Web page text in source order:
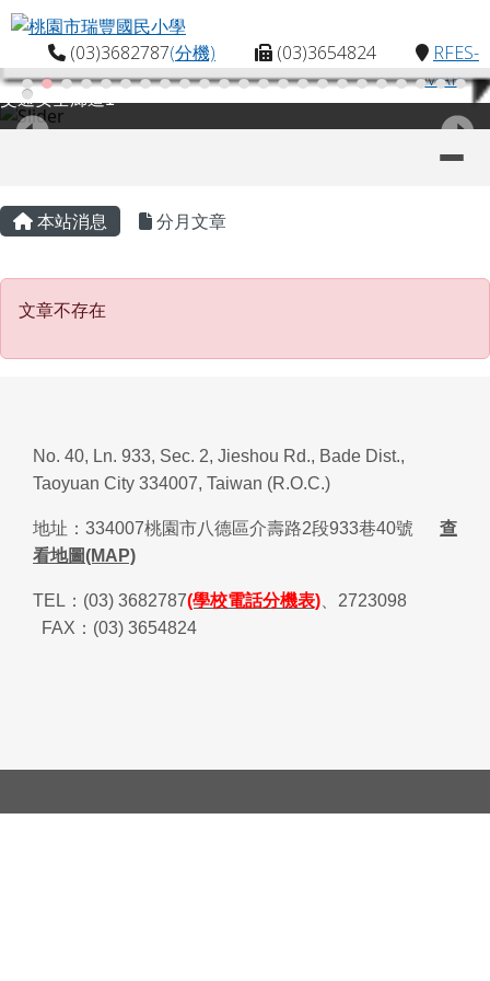
跳至主內容區
桃園市瑞豐國民小學
(03)3682787(分機) (03)3654824
RFES-
MAP
交通安全廊道1
主內容區域
本站消息 分月文章
文章不存在
文章不存在
頁尾區域
No. 40, Ln. 933, Sec. 2, Jieshou Rd., Bade Dist.,
Taoyuan City 334007, Taiwan (R.O.C.)
地址： 334007桃園市八德區介壽路2段933巷40號
查
看地圖(MAP)
TEL ： (03) 3682787(學校電話分機表)
2723098
FAX ： (03) 3654824